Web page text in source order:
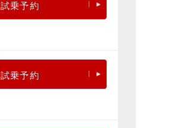
試乗予約
試乗予約